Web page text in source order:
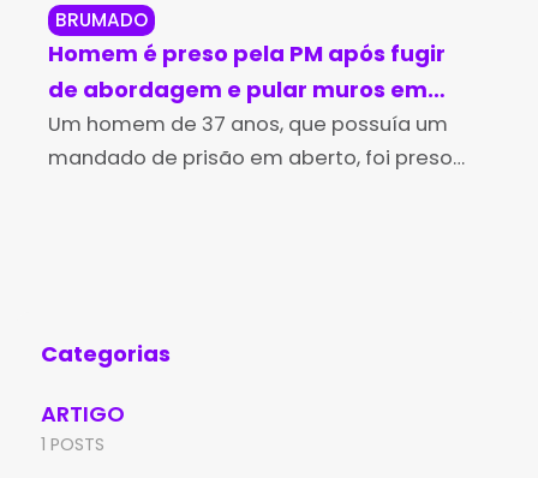
BRUMADO
Homem é preso pela PM após fugir
de abordagem e pular muros em
Brumado
Um homem de 37 anos, que possuía um
mandado de prisão em aberto, foi preso
Categorias
ARTIGO
1 POSTS